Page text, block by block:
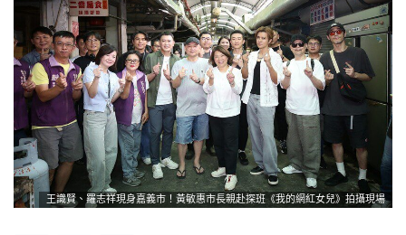
王識賢、羅志祥現身嘉義市！黃敏惠市長親赴探班《我的網紅女兒》拍攝現場